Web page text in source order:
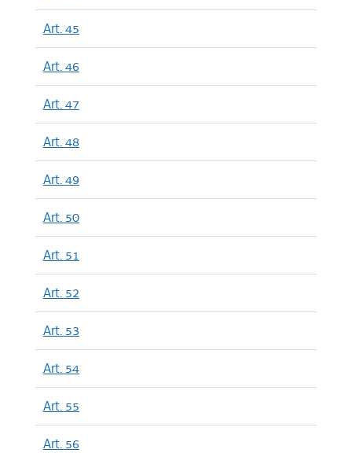
Art. 45
Art. 46
Art. 47
Art. 48
Art. 49
Art. 50
Art. 51
Art. 52
Art. 53
Art. 54
Art. 55
Art. 56